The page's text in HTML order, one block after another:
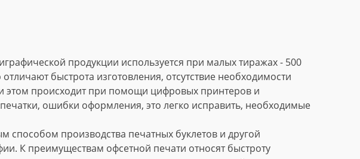
продукции используется при малых тиражах - 500
быстрота изготовления, отсутствие необходимости
этом происходит при помощи цифровых принтеров и
ошибки оформления, это легко исправить, необходимые
производства печатных буклетов и другой
К преимуществам офсетной печати относят быстроту